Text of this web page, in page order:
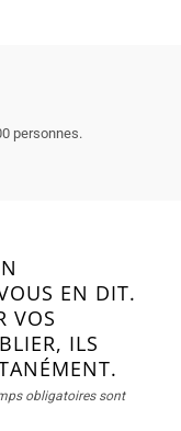
personnes.
EN DIT.
VOS
ILS
obligatoires sont